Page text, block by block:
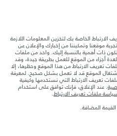
على هذا الموقع قد تختلف من بلد إلى
التواصل مع وكيلنا المحلي للتأكد من توفّرها
النقص العالمي في أشباه الموصلات يؤثر حاليًا
وتوقيتات التصاميم. هذا ظرف ديناميكي
ضمن موقع الويب حاليًا المواصفات الحالية
ومجموعات الألوان. يرجى استشارة وكيلك الذي
لك باتخاذ قرار مدروس
وفقاً لتشريعات الاتحاد الأوروبي. قد
المتحقق في تلك الاختبارات كما أن هذه
2026
الارتباط الخاصة بك لتخزين المعلومات اللازمة
موقعنا وتمكيننا من إخبارك والإعلان عن
تكون ذات أهمية بالنسبة إليك. واحد من ملفات
أجزاء من الموقع للعمل بطريقة جيدة، وقد
تعريف الارتباط من هذا الموقع وحظرها، إلا
الموقع قد لا تعمل بشكل صحيح. لمعرفة
تعريف الارتباط التي نستخدمها وكيفية
. عند الإغلاق، فإنك توافق على استخدام
ملفات تعريف الارتباط.